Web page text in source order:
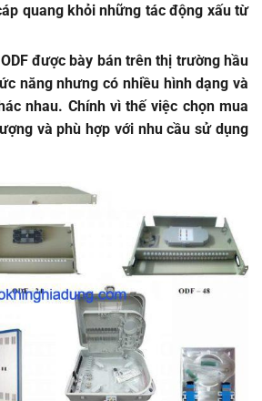
quang khỏi những tác động xấu từ
được bày bán trên thị trường hầu
năng nhưng có nhiều hình dạng và
nhau. Chính vì thế việc chọn mua
và phù hợp với nhu cầu sử dụng